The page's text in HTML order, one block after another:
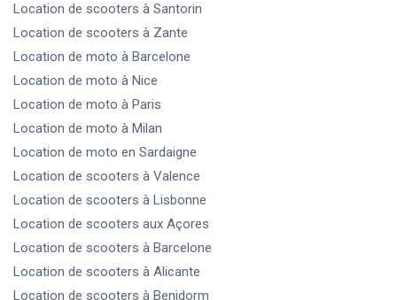
Location de scooters à Santorin
Location de scooters à Zante
Location de moto à Barcelone
Location de moto à Nice
Location de moto à Paris
Location de moto à Milan
Location de moto en Sardaigne
Location de scooters à Valence
Location de scooters à Lisbonne
Location de scooters aux Açores
Location de scooters à Barcelone
Location de scooters à Alicante
Location de scooters à Benidorm